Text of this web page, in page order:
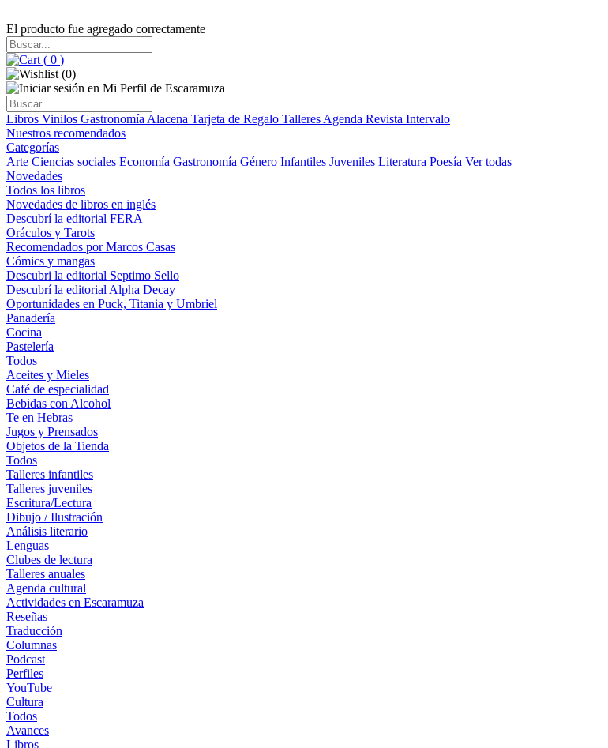
El producto fue agregado correctamente
( 0 )
(0)
Libros Vinilos Gastronomía Alacena Tarjeta de Regalo Talleres Agenda Revista Intervalo
Nuestros recomendados
Categorías
Arte Ciencias sociales Economía Gastronomía Género Infantiles Juveniles Literatura Poesía Ver todas
Novedades
Todos los libros
Novedades de libros en inglés
Descubrí la editorial FERA
Oráculos y Tarots
Recomendados por Marcos Casas
Cómics y mangas
Descubri la editorial Septimo Sello
Descubrí la editorial Alpha Decay
Oportunidades en Puck, Titania y Umbriel
Panadería
Cocina
Pastelería
Todos
Aceites y Mieles
Café de especialidad
Bebidas con Alcohol
Te en Hebras
Jugos y Prensados
Objetos de la Tienda
Todos
Talleres infantiles
Talleres juveniles
Escritura/Lectura
Dibujo / Ilustración
Análisis literario
Lenguas
Clubes de lectura
Talleres anuales
Agenda cultural
Actividades en Escaramuza
Reseñas
Traducción
Columnas
Podcast
Perfiles
YouTube
Cultura
Todos
Avances
Libros